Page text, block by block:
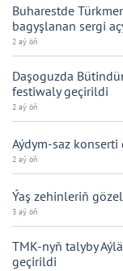
Buharestde
bagyşlanan sergi
2 aý öň
Daşoguzda
festiwaly geçirildi
2 aý öň
Aýdym-saz
2 aý öň
Ýaş zehinleriň
3 aý öň
TMK-nyň talyby
geçirildi